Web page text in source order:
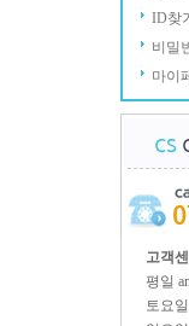
ID찾기
비밀
마이
고객
평일
토요